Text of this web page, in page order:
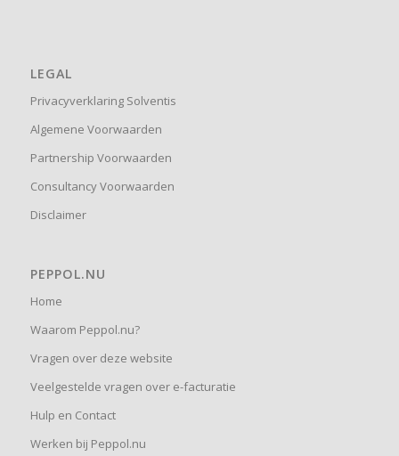
LEGAL
Privacyverklaring Solventis
Algemene Voorwaarden
Partnership Voorwaarden
Consultancy Voorwaarden
Disclaimer
PEPPOL.NU
Home
Waarom Peppol.nu?
Vragen over deze website
Veelgestelde vragen over e-facturatie
Hulp en Contact
Werken bij Peppol.nu